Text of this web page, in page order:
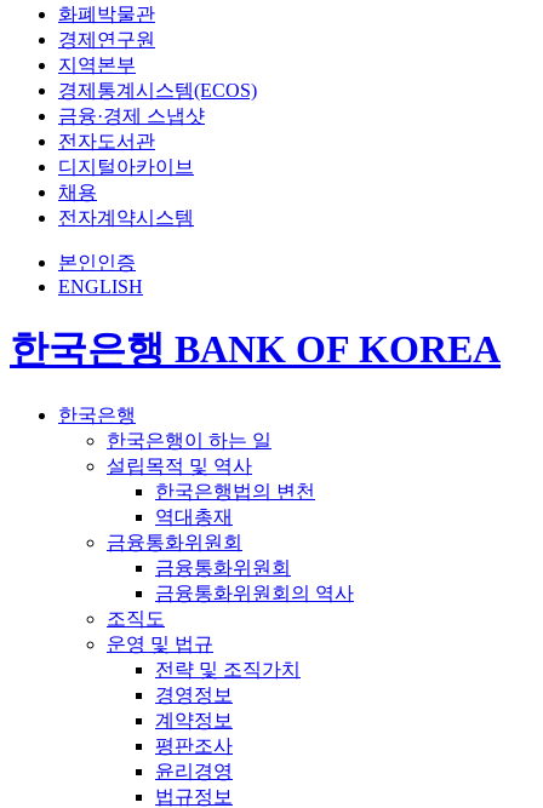
화폐박물관
경제연구원
지역본부
경제통계시스템(ECOS)
금융·경제 스냅샷
전자도서관
디지털아카이브
채용
전자계약시스템
본인인증
ENGLISH
한국은행 BANK OF KOREA
한국은행
한국은행이 하는 일
설립목적 및 역사
한국은행법의 변천
역대총재
금융통화위원회
금융통화위원회
금융통화위원회의 역사
조직도
운영 및 법규
전략 및 조직가치
경영정보
계약정보
평판조사
윤리경영
법규정보